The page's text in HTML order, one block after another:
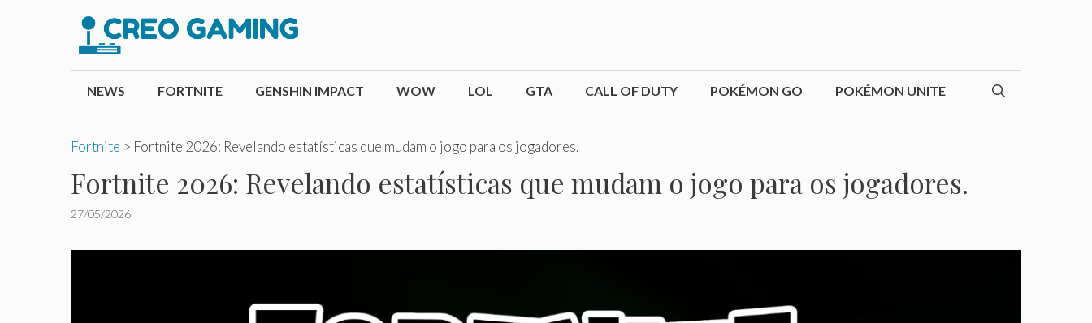
conteúdo
NEWS FORTNITE GENSHIN IMPACT WOW LOL GTA CALL OF DUTY POKÉMON GO POKÉMON UNITE
Fortnite > Fortnite 2026: Revelando estatísticas que mudam o jogo para os jogadores.
Fortnite 2026: Revelando estatísticas que mudam o jogo para os jogadores.
27/05/2026